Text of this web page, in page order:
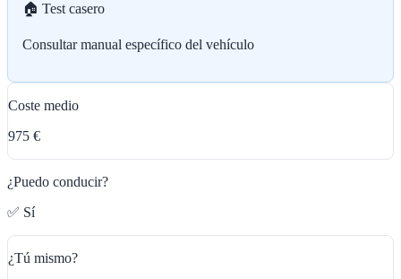
🏠 Test casero
Consultar manual específico del vehículo
Coste medio
975 €
¿Puedo conducir?
✅ Sí
¿Tú mismo?